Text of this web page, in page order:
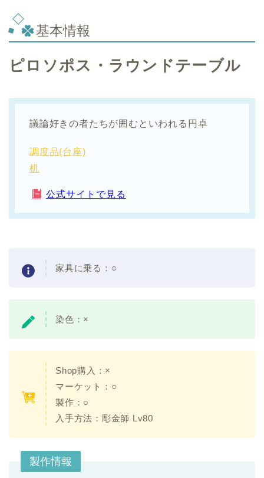
基本情報
ピロソポス・ラウンドテーブル
議論好きの者たちが囲むといわれる円卓
調度品(台座)
机
公式サイトで見る
家具に乗る： ○
染色： ×
Shop購入：×
マーケット：○
製作：○
入手方法： 彫金師 Lv80
製作情報